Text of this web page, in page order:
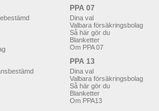
PPA 07
Dina val
Valbara försäkringsbolag
Så här gör du
Blanketter
Om PPA 07
PPA 13
Dina val
Valbara försäkringsbolag
Så här gör du
Blanketter
Om PPA13